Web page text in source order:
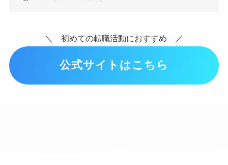
＼ 初めての転職活動におすすめ ／
公式サイトはこちら